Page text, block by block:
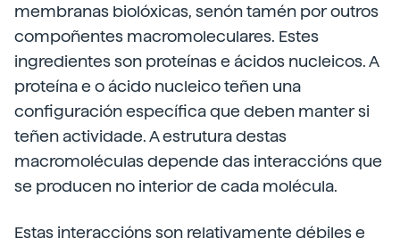
membranas biolóxicas, senón tamén por outros
compoñentes macromoleculares. Estes
ingredientes son proteínas e ácidos nucleicos. A
proteína e o ácido nucleico teñen una
configuración específica que deben manter si
teñen actividade. A estrutura destas
macromoléculas depende das interaccións que
se producen no interior de cada molécula.
Estas interaccións son relativamente débiles e